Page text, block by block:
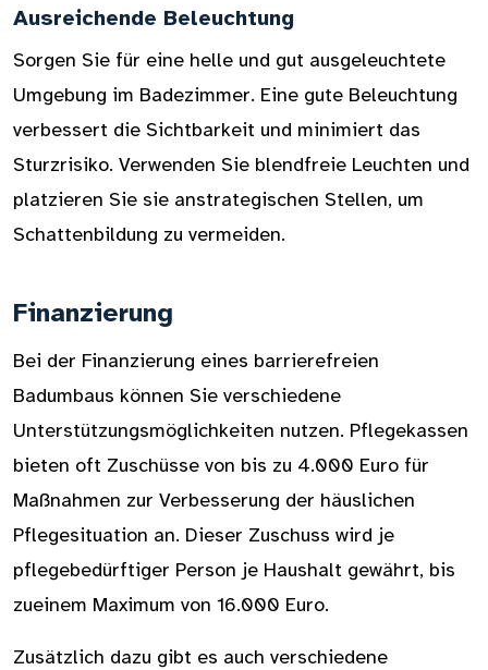
Ausreichende Beleuchtung
Sorgen Sie für eine helle und gut ausgeleuchtete
Umgebung im Badezimmer. Eine gute Beleuchtung
verbessert die Sichtbarkeit und minimiert das
Sturzrisiko. Verwenden Sie blendfreie Leuchten und
platzieren Sie sie anstrategischen Stellen, um
Schattenbildung zu vermeiden.
Finanzierung
Bei der Finanzierung eines barrierefreien
Badumbaus können Sie verschiedene
Unterstützungsmöglichkeiten nutzen. Pflegekassen
bieten oft Zuschüsse von bis zu 4.000 Euro für
Maßnahmen zur Verbesserung der häuslichen
Pflegesituation an. Dieser Zuschuss wird je
pflegebedürftiger Person je Haushalt gewährt, bis
zueinem Maximum von 16.000 Euro.
Zusätzlich dazu gibt es auch verschiedene